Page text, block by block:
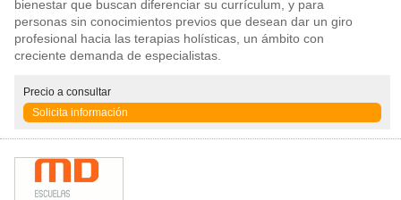
bienestar que buscan diferenciar su currículum, y para
personas sin conocimientos previos que desean dar un giro
profesional hacia las terapias holísticas, un ámbito con
creciente demanda de especialistas.
Precio a consultar
Solicita información